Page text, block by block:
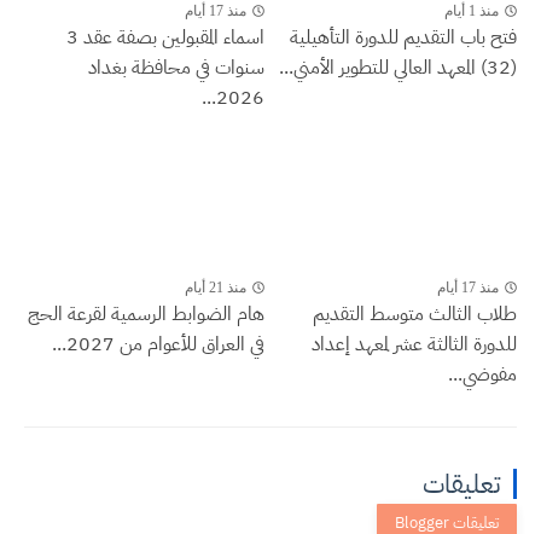
منذ 1 أيام
فتح باب التقديم للدورة التأهيلية
(32) المعهد العالي للتطوير الأمني...
منذ 17 أيام
اسماء المقبولين بصفة عقد 3
سنوات في محافظة بغداد
2026...
منذ 17 أيام
طلاب الثالث متوسط التقديم
للدورة الثالثة عشر لمعهد إعداد
مفوضي...
منذ 21 أيام
هام الضوابط الرسمية لقرعة الحج
في العراق للأعوام من 2027...
تعليقات